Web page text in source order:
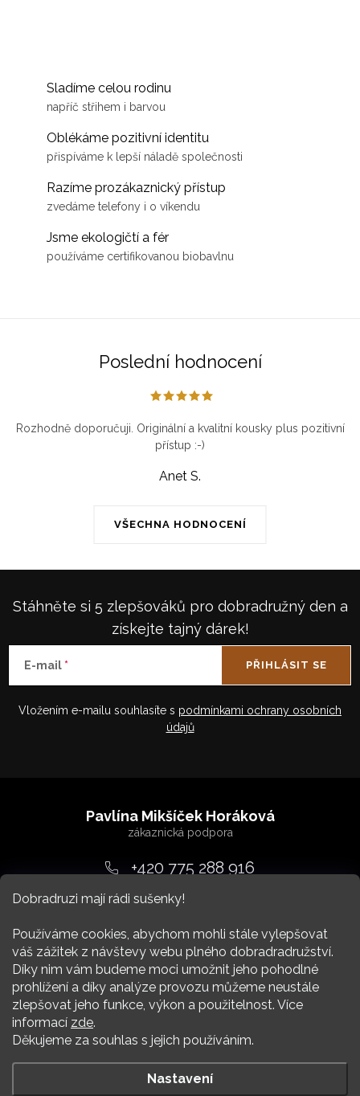
Dobradruzi mají rádi sušenky!
Používáme cookies, abychom mohli stále vylepšovat
váš zážitek z návštevy webu plného dobradradružství.
Díky nim vám budeme moci umožnit jeho pohodlné
prohlížení a díky analýze provozu můžeme neustále
zlepšovat jeho funkce, výkon a použitelnost. Více
informací zde.
Děkujeme za souhlas s jejich používáním.
Nastavení
Sladíme celou rodinu
napříč střihem i barvou
Oblékáme pozitivní identitu
přispíváme k lepší náladě společnosti
Razíme prozákaznický přístup
zvedáme telefony i o víkendu
Jsme ekologičtí a fér
používáme certifikovanou biobavlnu
Poslední hodnocení
VŠECHNA HODNOCENÍ
Rozhodně doporučuji. Originální a kvalitní kousky plus pozitivní
přístup :-)
Anet S.
Stáhněte si 5 zlepšováků pro dobradružný den a
získejte tajný dárek!
E-mail
Vložením e-mailu souhlasíte s podmínkami ochrany osobních
údajů
PŘIHLÁSIT SE
a
Nákup
Více Dobradruha
Pavlína Mikšíček Horáková
+420 775 288 916
srdcem@dobradruh.cz